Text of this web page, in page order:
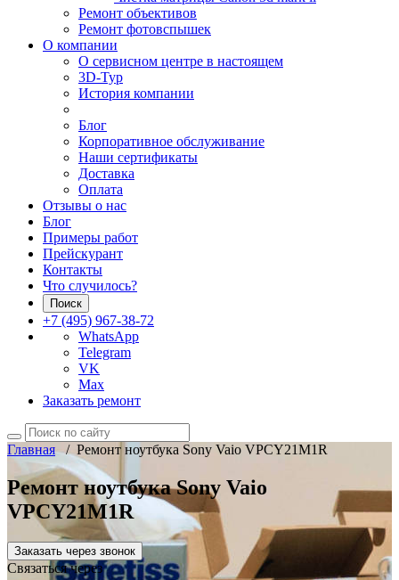
Ремонт объективов
Ремонт фотовспышек
О компании
О сервисном центре в настоящем
3D-Тур
История компании
Блог
Корпоративное обслуживание
Наши сертификаты
Доставка
Оплата
Отзывы о нас
Блог
Примеры работ
Прейскурант
Контакты
Что случилось?
Поиск
+7 (495) 967-38-72
WhatsApp
Telegram
VK
Max
Заказать ремонт
Главная/ Ремонт ноутбука Sony Vaio VPCY21M1R
Ремонт ноутбука Sony Vaio
VPCY21M1R
Заказать через звонок
Связаться через